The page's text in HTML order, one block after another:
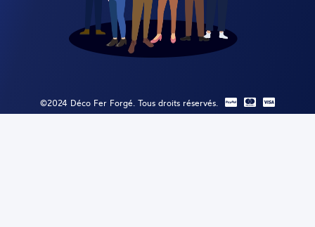
©2024 Déco Fer Forgé. Tous droits réservés.